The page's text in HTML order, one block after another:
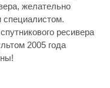
желательно
специалистом.
ресивера
2005 года